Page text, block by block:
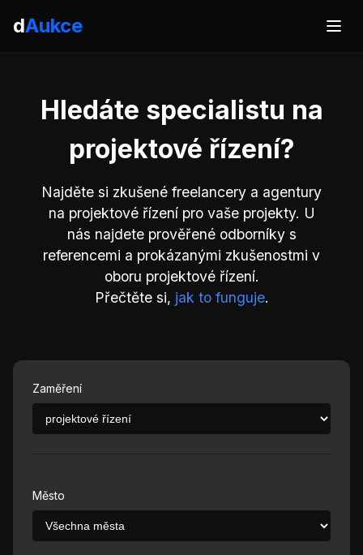
dAukce
Hledáte specialistu na
projektové řízení?
Najděte si zkušené freelancery a agentury
na projektové řízení pro vaše projekty. U
nás najdete prověřené odborníky s
referencemi a prokázanými zkušenostmi v
oboru projektové řízení.
Přečtěte si, jak to funguje.
Zaměření
Město